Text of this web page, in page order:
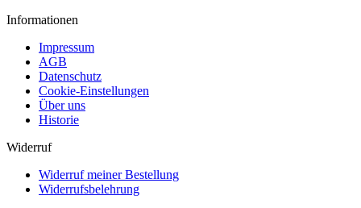
Informationen
Impressum
AGB
Datenschutz
Cookie-Einstellungen
Über uns
Historie
Widerruf
Widerruf meiner Bestellung
Widerrufsbelehrung